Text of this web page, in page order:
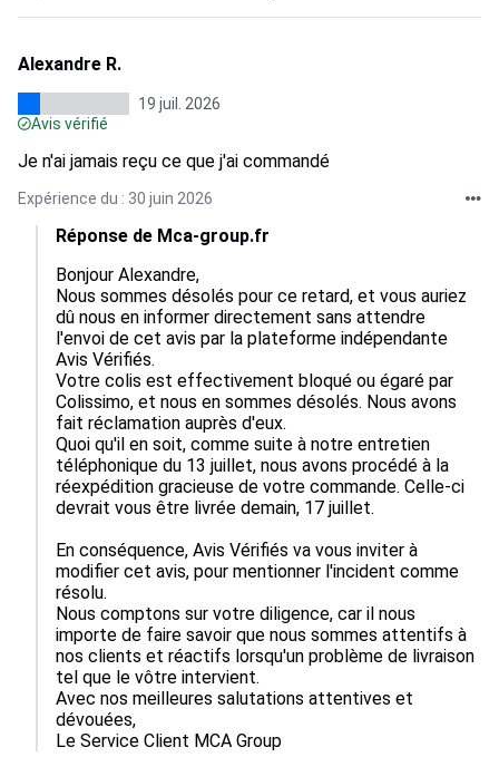
Alexandre R.
19 juil. 2026
Avis vérifié
Je n'ai jamais reçu ce que j'ai commandé
Expérience du : 30 juin 2026
Réponse de Mca-group.fr
Bonjour Alexandre,
Nous sommes désolés pour ce retard, et vous auriez
dû nous en informer directement sans attendre
l'envoi de cet avis par la plateforme indépendante
Avis Vérifiés.
Votre colis est effectivement bloqué ou égaré par
Colissimo, et nous en sommes désolés. Nous avons
fait réclamation auprès d'eux.
Quoi qu'il en soit, comme suite à notre entretien
téléphonique du 13 juillet, nous avons procédé à la
réexpédition gracieuse de votre commande. Celle-ci
devrait vous être livrée demain, 17 juillet.
En conséquence, Avis Vérifiés va vous inviter à
modifier cet avis, pour mentionner l'incident comme
résolu.
Nous comptons sur votre diligence, car il nous
importe de faire savoir que nous sommes attentifs à
nos clients et réactifs lorsqu'un problème de livraison
tel que le vôtre intervient.
Avec nos meilleures salutations attentives et
dévouées,
Le Service Client MCA Group